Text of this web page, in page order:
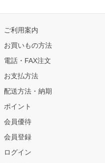
ご利用案内
お買いもの方法
電話・FAX注文
お支払方法
配送方法・納期
ポイント
会員優待
会員登録
ログイン